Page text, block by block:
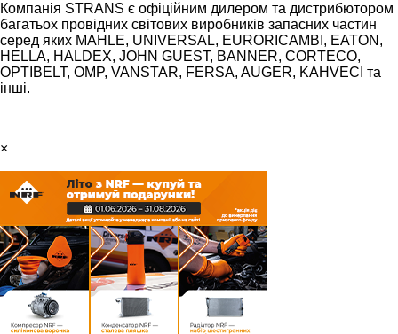
Компанія STRANS є офіційним дилером та дистрибютором
багатьох провідних світових виробників запасних частин
серед яких MAHLE, UNIVERSAL, EURORICAMBI, EATON,
HELLA, HALDEX, JOHN GUEST, BANNER, CORTECO,
OPTIBELT, OMP, VANSTAR, FERSA, AUGER, KAHVECI та
інші.
×